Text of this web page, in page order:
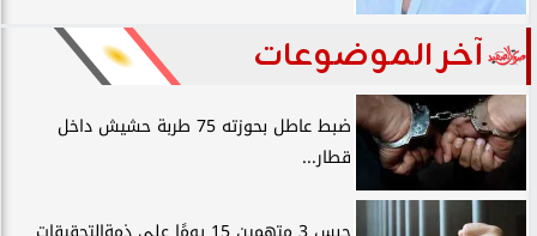
آخر الموضوعات
ضبط عاطل بحوزته 75 طربة حشيش داخل
قطار...